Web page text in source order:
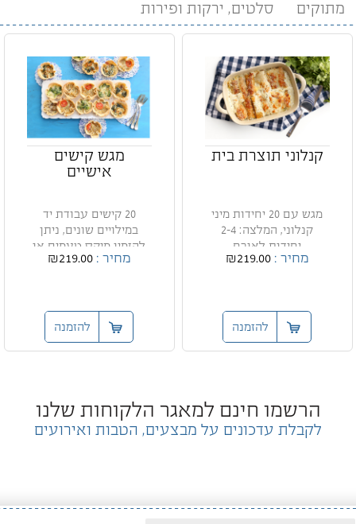
מתוקים סלטים, ירקות ופירות
קנלוני תוצרת בית
מגש עם 20 יחידות מיני
קנלוני, המלצה: 2-4
יחידות לאורח
מחיר :₪219.00
להזמנה
מגש קישים
אישיים
20 קישים עבודת יד
במילויים שונים, ניתן
להזמין מיקס טעמים או
מגשי...מחיר :₪219.00
להזמנה
הרשמו חינם למאגר הלקוחות שלנו
לקבלת עדכונים על מבצעים, הטבות ואירועים